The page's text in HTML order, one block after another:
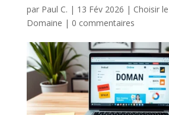
par Paul C. | 13 Fév 2026 | Choisir
Domaine | 0 commentaires